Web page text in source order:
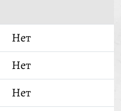
Нет
Нет
Нет